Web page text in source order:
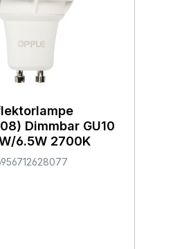
Dimmbar GU10
6.5W 2700K